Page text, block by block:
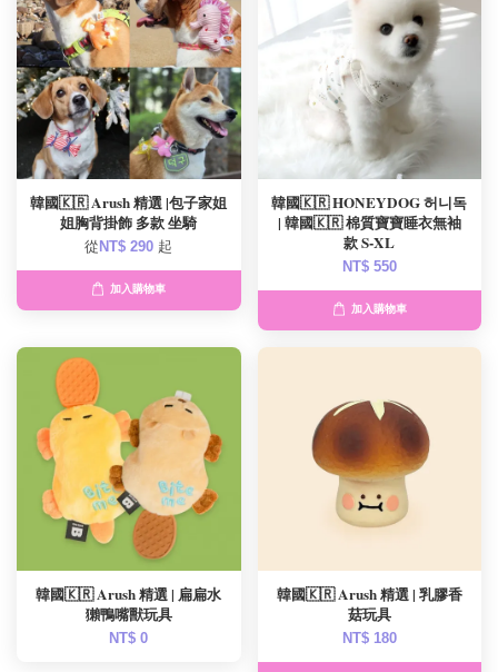
韓國🇰🇷 Arush 精選 |包子家姐
姐胸背掛飾 多款 坐騎
從NT$ 290 起
加入購物車
韓國🇰🇷 HONEYDOG 허니독
| 韓國🇰🇷 棉質寶寶睡衣無袖
款 S-XL
NT$ 550
加入購物車
韓國🇰🇷 Arush 精選 | 扁扁水
獺鴨嘴獸玩具
NT$ 0
韓國🇰🇷 Arush 精選 | 乳膠香
菇玩具
NT$ 180